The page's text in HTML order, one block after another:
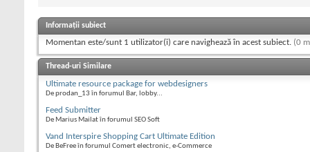
Informații subiect
Momentan este/sunt 1 utilizator(i) care navighează în acest subiect. (0
Thread-uri Similare
Ultimate resource package for webdesigners
De prodan_13 în forumul Bar, lobby...
Feed Submitter
De Marius Mailat în forumul SEO Soft
Vand Interspire Shopping Cart Ultimate Edition
De BeFree în forumul Comert electronic, e-Commerce